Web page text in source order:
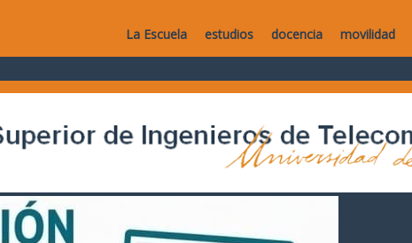
La Escuela estudios docencia movilidad